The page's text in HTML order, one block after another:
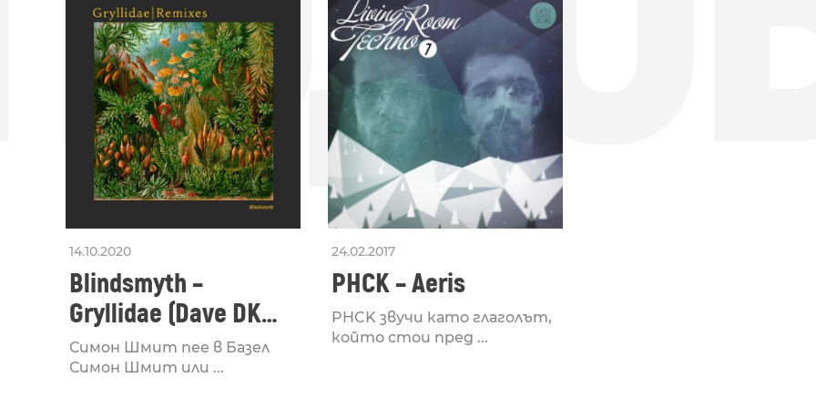
14.10.2020
Blindsmyth –
Gryllidae (Dave DK
Remix)
Симон Шмит пее в Базел
Симон Шмит или ...
24.02.2017
PHCK – Aeris
PHCK звучи като глаголът,
който стои пред ...